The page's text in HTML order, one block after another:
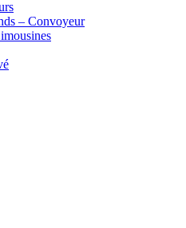
– Convoyeur